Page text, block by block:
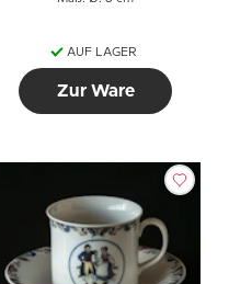
AUF LAGER
Zur Ware